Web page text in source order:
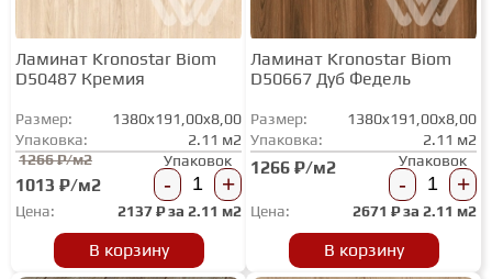
ПЛИНТУС
КЛЕЙ
НАЛИВНОЙ ПОЛ
ГРУНТОВКИ
Ламинат Kronostar Biom
D50487 Кремия
Размер:
1380x191,00x8,00
Упаковка:
2.11 м2
1266 ₽/м2
1013 ₽/м2
Упаковок
- +
Цена: 2137₽ за 2.11 м2
В корзину
Ламинат Kronostar Biom
D50667 Дуб Федель
Размер:
1380x191,00x8,00
Упаковка:
2.11 м2
1266 ₽/м2 Упаковок
- +
Цена: 2671 ₽ за 2.11 м2
В корзину